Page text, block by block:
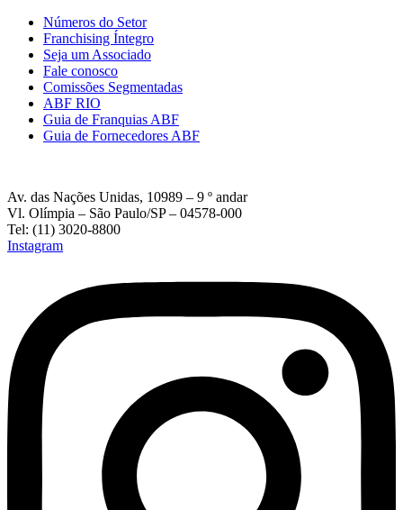
Números do Setor
Franchising Íntegro
Seja um Associado
Fale conosco
Comissões Segmentadas
ABF RIO
Guia de Franquias ABF
Guia de Fornecedores ABF
Av. das Nações Unidas, 10989 – 9 º andar
Vl. Olímpia – São Paulo/SP – 04578-000
Tel: (11) 3020-8800
Instagram